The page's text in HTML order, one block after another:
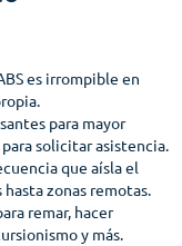
es irrompible en
para mayor
solicitar asistencia.
que aísla el
zonas remotas.
remar, hacer
y más.